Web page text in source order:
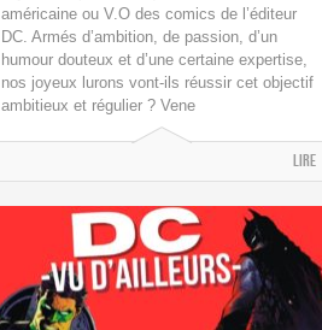
américaine ou V.O des comics de l’éditeur
DC. Armés d’ambition, de passion, d’un
humour douteux et d’une certaine expertise,
nos joyeux lurons vont-ils réussir cet objectif
ambitieux et régulier ? Vene
Lire